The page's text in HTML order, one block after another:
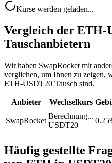
Kurse werden geladen...
Vergleich der ETH-
Tauschanbietern
Wir haben SwapRocket mit
verglichen, um Ihnen zu zeigen,
ETH-USDT20 Tausch sind.
Anbieter Wechselkurs
SwapRocket
Berechnung...
USDT20
Häufig gestellte